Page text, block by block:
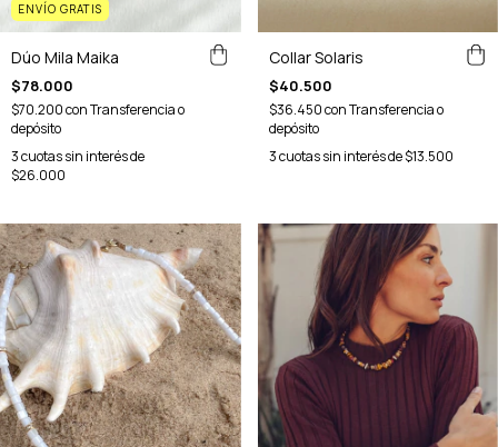
ENVÍO GRATIS
Dúo Mila Maika
$78.000
$70.200conTransferencia o
depósito
3cuotas sin interés de
$26.000
Collar Solaris
$40.500
$36.450conTransferencia o
depósito
3cuotas sin interés de$13.500